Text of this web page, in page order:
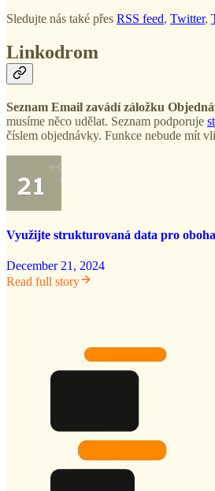
Sledujte nás také přes RSS feed, Twitter,
Linkodrom
Seznam Email zavádí záložku
musíme něco udělat. Seznam podporuje
číslem objednávky. Funkce nebude mít
Využijte strukturovaná data pro
December 21, 2024
Read full story